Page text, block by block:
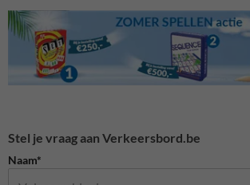
Stel je vraag aan Verkeersbord.be
Naam*